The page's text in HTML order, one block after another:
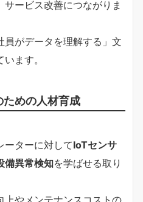
ービス改善につながりま
員がデータを理解する」文
ます。
めの人材育成
ーターに対してIoTセンサ
備異常検知を学ばせる取り
上やメンテナンスコストの